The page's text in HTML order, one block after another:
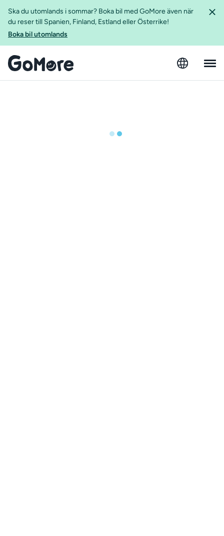
Ska du utomlands i sommar? Boka bil med GoMore även när
du reser till Spanien, Finland, Estland eller Österrike!
Boka bil utomlands